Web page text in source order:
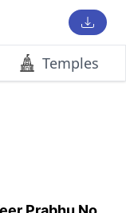
Temples